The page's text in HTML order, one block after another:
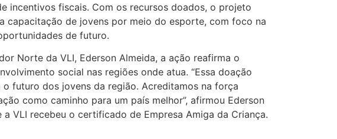
incentivos fiscais. Com os recursos doados, o projeto
capacitação de jovens por meio do esporte, com foco na
de futuro.
Norte da VLI, Ederson Almeida, a ação reafirma o
social nas regiões onde atua. “Essa doação
futuro dos jovens da região. Acreditamos na força
como caminho para um país melhor”, afirmou Ederson
VLI recebeu o certificado de Empresa Amiga da Criança.